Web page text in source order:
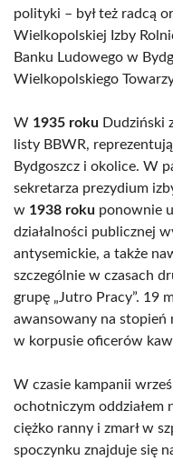
polityki – był też radcą
Wielkopolskiej Izby
Banku Ludowego w
Wielkopolskiego
W 1935 roku Dudziński
listy BBWR,
Bydgoszcz i okolice. W
sekretarza prezydium
w 1938 roku ponownie
działalności publicznej
antysemickie, a także
szczególnie w czasach
grupę „Jutro Pracy”. 19
awansowany na stopień
w korpusie oficerów
W czasie kampanii
ochotniczym oddziałem
ciężko ranny i zmarł w
spoczynku znajduje się